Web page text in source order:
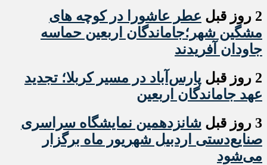
2 روز قبل
عطر عاشورا در کوچه های
مشگین شهر؛جاماندگان اربعین حماسه
جاودان آفریدند
2 روز قبل
پارس‌آباد در مسیر کربلا؛ تجدید
عهد جاماندگان اربعین
3 روز قبل
شانزدهمین نمایشگاه سراسری
صنایع‌دستی اردبیل شهریور ماه برگزار
می‌شود